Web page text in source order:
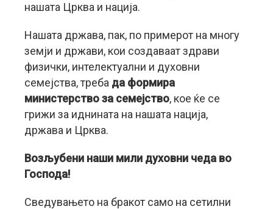
нашата Црква и нација.
Нашата држава, пак, по примерот на многу
земји и држави, кои создаваат здрави
физички, интелектуални и духовни
семејства, треба да формира
министерство за семејство, кое ќе се
грижи за иднината на нашата нација,
држава и Црква.
Возљубени наши мили духовни чеда во
Господа!
Сведувањето на бракот само на сетилни